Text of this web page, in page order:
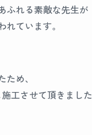
ふれる素敵な先生が
ています。
め、
工させて頂きました